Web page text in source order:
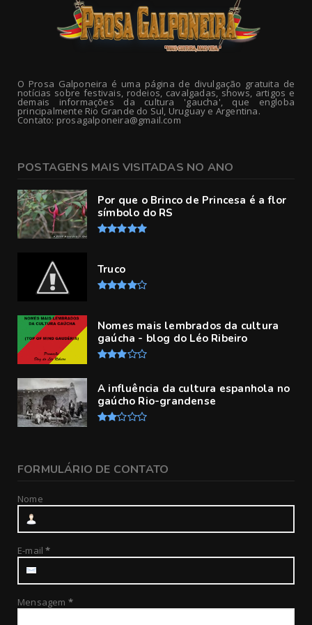
O Prosa Galponeira é uma página de divulgação gratuita de
notícias sobre festivais, rodeios, cavalgadas, shows, artigos e
demais informações da cultura 'gaucha', que engloba
principalmente Rio Grande do Sul, Uruguay e Argentina.
Contato: prosagalponeira@gmail.com
POSTAGENS MAIS VISITADAS NO ANO
Por que o Brinco de Princesa é a flor
símbolo do RS
Truco
Nomes mais lembrados da cultura
gaúcha - blog do Léo Ribeiro
A influência da cultura espanhola no
gaúcho Rio-grandense
FORMULÁRIO DE CONTATO
Nome
E-mail*
Mensagem *